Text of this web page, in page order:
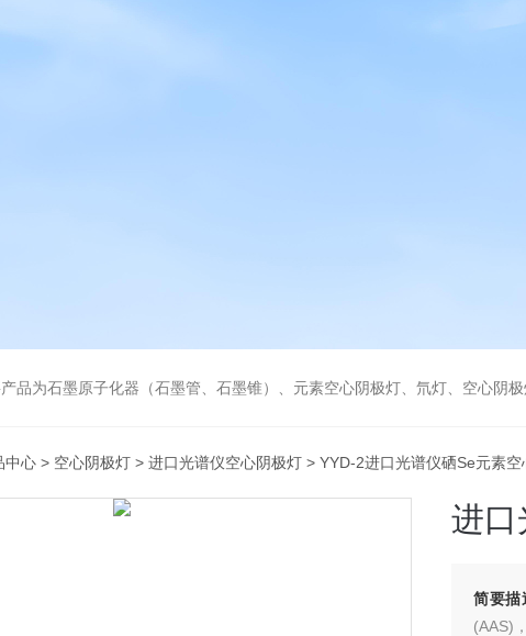
墨原子化器（石墨管、石墨锥）、元素空心阴极灯、氘灯、空心阴极灯激活器、金属套玻璃高效雾化喷嘴。同时经销进口原装石墨
中心 > 空心阴极灯 > 进口光谱仪空心阴极灯 > YYD-2进口光谱仪硒Se元素空
进口
简要描
(AAS)